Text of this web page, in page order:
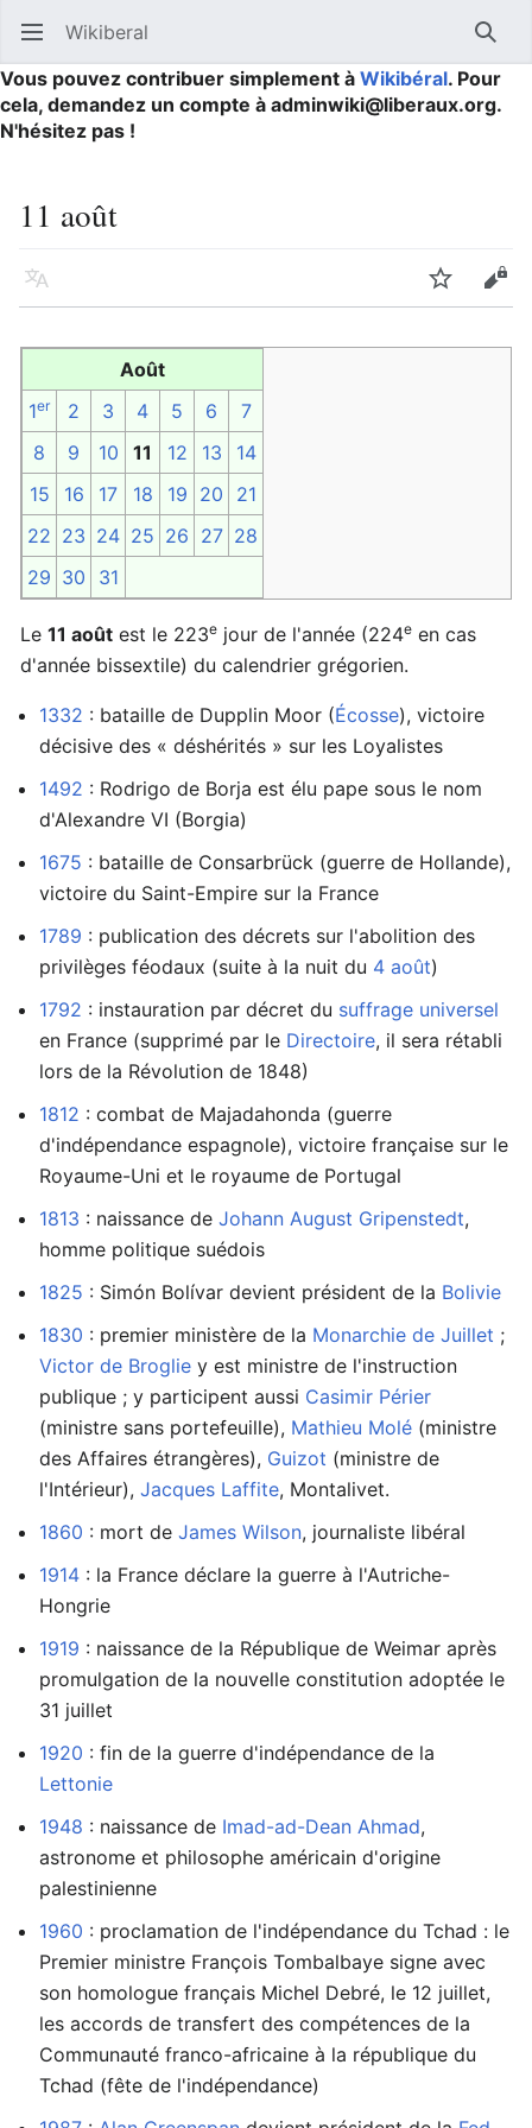
Ouvrir le menu principal Wikiberal
Vous pouvez contribuer simplement à Wikibéral. Pour
cela, demandez un compte à adminwiki@liberaux.org.
N'hésitez pas !
11 août
Langue Suivre
Août
1er 2 3 4 5 6
7
8
9 10 11 12 13
14
15
16 17 18 19 20
21
22 23 24 25 26 27 28
29 30 31
Le 11 août est le 223e jour de l'année (224e en cas
d'année bissextile) du calendrier grégorien.
1332 : bataille de Dupplin Moor (Écosse), victoire
décisive des « déshérités » sur les Loyalistes
1492 : Rodrigo de Borja est élu pape sous le nom
d'Alexandre VI (Borgia)
1675 : bataille de Consarbrück (guerre de Hollande),
victoire du Saint-Empire sur la France
1789 : publication des décrets sur l'abolition des
privilèges féodaux (suite à la nuit du 4 août)
1792 : instauration par décret du suffrage universel
en France (supprimé par le Directoire, il sera rétabli
lors de la Révolution de 1848)
1812 : combat de Majadahonda (guerre
d'indépendance espagnole), victoire française sur le
Royaume-Uni et le royaume de Portugal
1813 : naissance de Johann August Gripenstedt,
homme politique suédois
1825 : Simón Bolívar devient président de la Bolivie
1830 : premier ministère de la Monarchie de Juillet ;
Victor de Broglie y est ministre de l'instruction
publique ; y participent aussi Casimir Périer
(ministre sans portefeuille), Mathieu Molé (ministre
des Affaires étrangères), Guizot (ministre de
l'Intérieur), Jacques Laffite, Montalivet.
1860 : mort de James Wilson, journaliste libéral
1914 : la France déclare la guerre à l'Autriche-
Hongrie
1919 : naissance de la République de Weimar après
promulgation de la nouvelle constitution adoptée le
31 juillet
1920 : fin de la guerre d'indépendance de la
Lettonie
1948 : naissance de Imad-ad-Dean Ahmad,
astronome et philosophe américain d'origine
palestinienne
1960 : proclamation de l'indépendance du Tchad : le
Premier ministre François Tombalbaye signe avec
son homologue français Michel Debré, le 12 juillet,
les accords de transfert des compétences de la
Communauté franco-africaine à la république du
Tchad (fête de l'indépendance)